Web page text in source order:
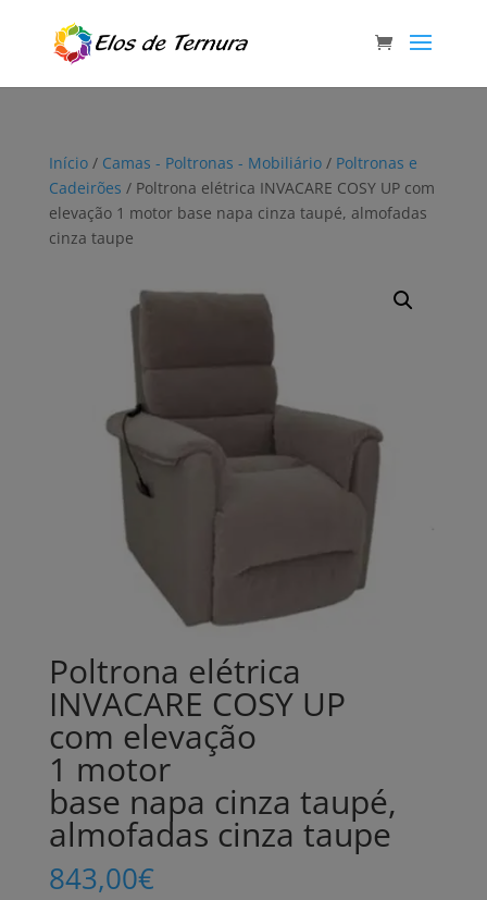
Início/ Camas - Poltronas - Mobiliário/ Poltronas e
Cadeirões / Poltrona elétrica INVACARE COSY UP com
elevação 1 motor base napa cinza taupé, almofadas
cinza taupe
Poltrona elétrica
INVACARE COSY UP
com elevação
1 motor
base napa cinza taupé,
almofadas cinza taupe
843,00€